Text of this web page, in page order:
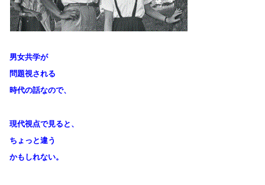
男女共学が
問題視される
時代の話なので、
現代視点で見ると、
ちょっと違う
かもしれない。